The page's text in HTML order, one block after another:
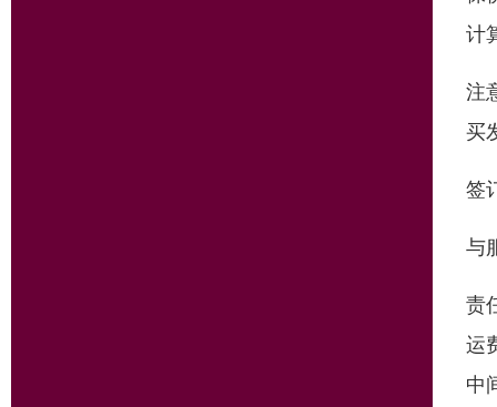
计
注
买
签
与
责
运
中